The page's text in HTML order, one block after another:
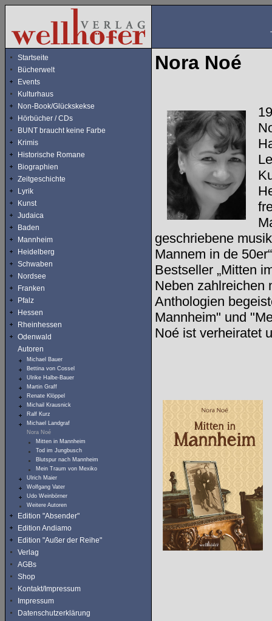
Startseite
Bücherwelt
Events
Kulturhaus
Non-Book/Glückskekse
Hörbücher / CDs
BUNT braucht keine Farbe
Krimis
Historische Romane
Biographien
Zeitgeschichte
Lyrik
Kunst
Judaica
Baden
Mannheim
Heidelberg
Schwaben
Nordsee
Franken
Pfalz
Hessen
Rheinhessen
Odenwald
Autoren
Michael Bauer
Bettina von Cossel
Ulrike Halbe-Bauer
Martin Graff
Renate Klöppel
Michail Krausnick
Ralf Kurz
Michael Landgraf
Nora Noé
Mitten in Mannheim
Tod im Jungbusch
Blutspur nach Mannheim
Mein Traum von Mexiko
Ulrich Maier
Wolfgang Vater
Udo Weinbörner
Weitere Autoren
Edition "Absender"
Edition Andiamo
Edition "Außer der Reihe"
Verlag
AGBs
Shop
Kontakt/Impressum
Impressum
Datenschutzerklärung
Nora Noé
geschriebene
Mannem in de
Bestseller „Mitten
Neben zahlreichen
Anthologien
Mannheim" und
Noé ist verheiratet